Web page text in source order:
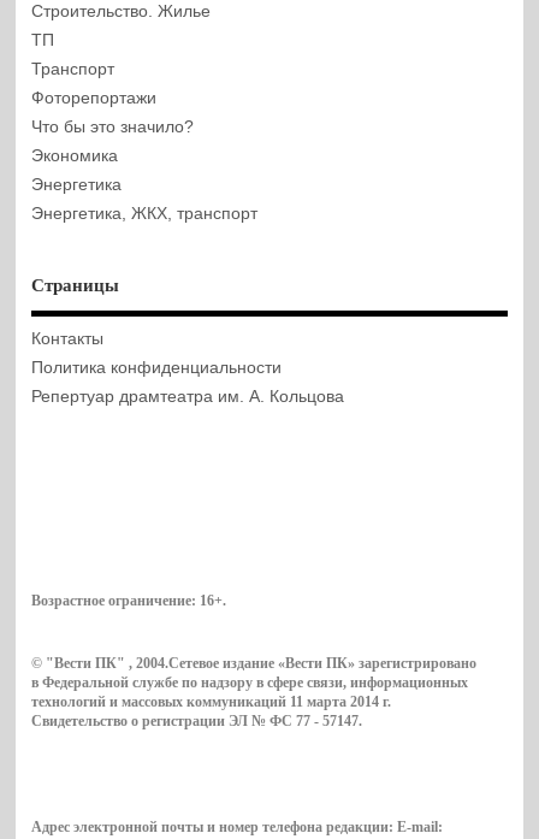
Строительство. Жилье
ТП
Транспорт
Фоторепортажи
Что бы это значило?
Экономика
Энергетика
Энергетика, ЖКХ, транспорт
Страницы
Контакты
Политика конфиденциальности
Репертуар драмтеатра им. А. Кольцова
Возрастное ограничение: 16+.
© "Вести ПК" , 2004.Сетевое издание «Вести ПК» зарегистрировано
в Федеральной службе по надзору в сфере связи, информационных
технологий и массовых коммуникаций 11 марта 2014 г.
Свидетельство о регистрации ЭЛ № ФС 77 - 57147.
Адрес электронной почты и номер телефона редакции: E-mail: